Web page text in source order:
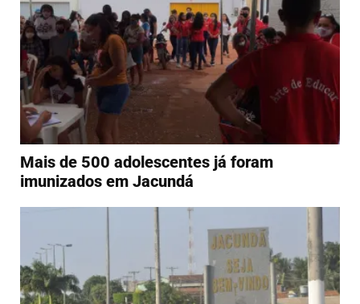
Mais de 500 adolescentes já foram
imunizados em Jacundá